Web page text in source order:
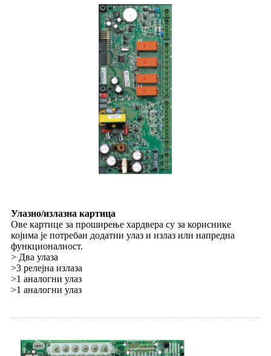
Улазно/излазна картица
Ове картице за проширење хардвера су за кориснике
којима је потребан додатни улаз и излаз или напредна
функционалност.
> Два улаза
>3 релејна излаза
>1 аналогни улаз
>1 аналогни улаз